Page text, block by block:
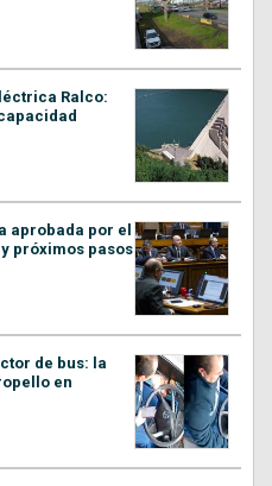
Ralco:
aprobada por el
próximos pasos
de bus: la
en